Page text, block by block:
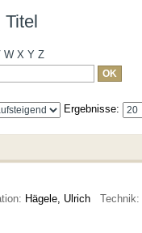
Titel
W X Y Z
Ergebnisse:
Hägele, Ulrich Technik: